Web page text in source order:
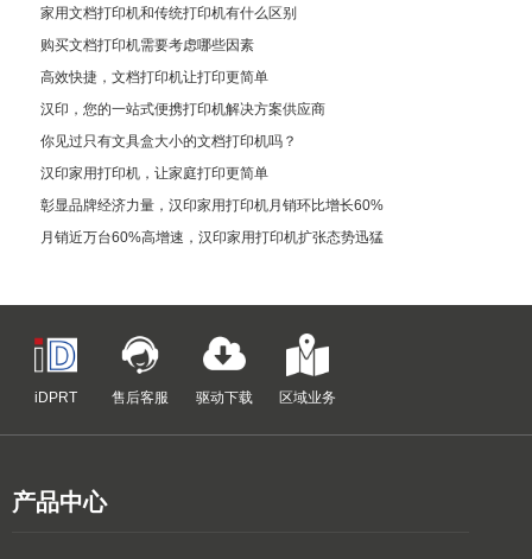
家用文档打印机和传统打印机有什么区别
购买文档打印机需要考虑哪些因素
高效快捷，文档打印机让打印更简单
汉印，您的一站式便携打印机解决方案供应商
你见过只有文具盒大小的文档打印机吗？
汉印家用打印机，让家庭打印更简单
彰显品牌经济力量，汉印家用打印机月销环比增长60%
月销近万台60%高增速，汉印家用打印机扩张态势迅猛
iDPRT 售后客服 驱动下载 区域业务
产品中心